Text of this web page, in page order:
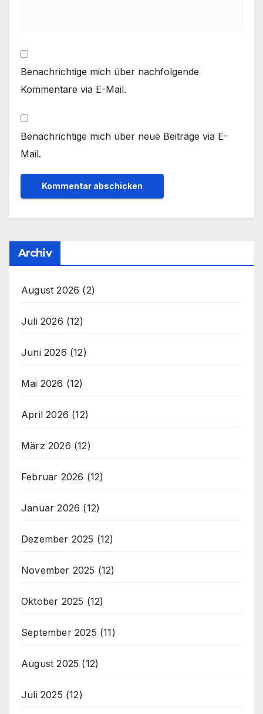
Benachrichtige mich über nachfolgende
Kommentare via E-Mail.
Benachrichtige mich über neue Beiträge via E-
Mail.
Archiv
August 2026 (2)
Juli 2026 (12)
Juni 2026 (12)
Mai 2026 (12)
April 2026 (12)
März 2026 (12)
Februar 2026 (12)
Januar 2026 (12)
Dezember 2025 (12)
November 2025 (12)
Oktober 2025 (12)
September 2025 (11)
August 2025 (12)
Juli 2025 (12)